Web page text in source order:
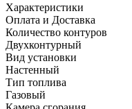
Характеристики
Оплата и Доставка
Количество контуров
Двухконтурный
Вид установки
Настенный
Тип топлива
Газовый